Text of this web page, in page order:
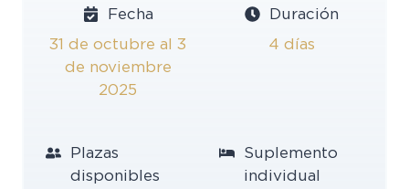
Fecha
31 de octubre al 3
de noviembre
2025
Duración
4 días
Plazas
disponibles
Suplemento
individual